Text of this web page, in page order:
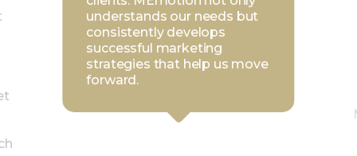
understands our needs but
consistently develops
successful marketing
strategies that help us move
forward.